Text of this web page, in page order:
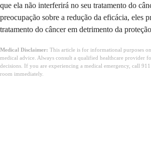
que ela não interferirá no seu tratamento do
preocupação sobre a redução da eficácia, eles
tratamento do câncer em detrimento da
Medical Disclaimer: This article is for informational purposes
medical advice. Always consult a qualified healthcare provider
decisions. If you are experiencing a medical emergency, call
room immediately.